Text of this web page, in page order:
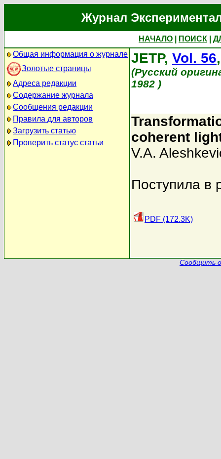
Журнал
НАЧАЛО ПОИСК
Общая информация о журнале
Золотые страницы
Адреса редакции
Содержание журнала
Сообщения редакции
Правила для авторов
Загрузить статью
Проверить статус статьи
JETP, Vol. 56
(Русский
1982 )
coherent
V.A.
Поступила в
PDF (172.3K)
Сообщить о